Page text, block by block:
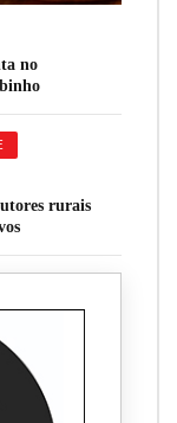
no
rurais